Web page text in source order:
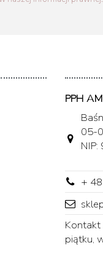
PPH
05-
+
Kontakt
piątku,